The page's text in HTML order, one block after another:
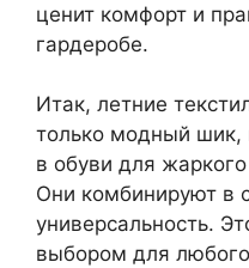
ценит комфорт и
гардеробе.
Итак, летние
только модный шик,
в обуви для
Они комбинируют в
универсальность.
выбором для